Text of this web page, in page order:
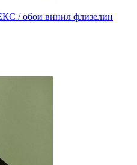
/ обои винил флизелин